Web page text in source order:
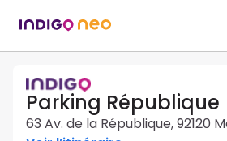
Parking République
63 Av. de la République, 92120